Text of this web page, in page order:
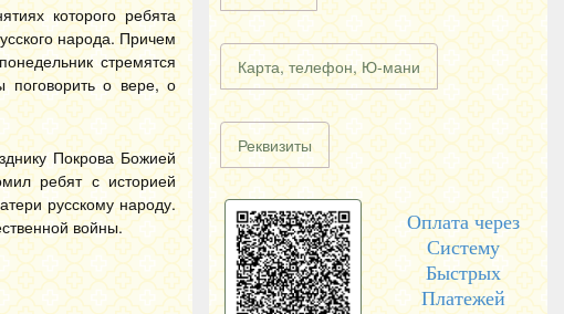
которого ребята
народа. Причем
стремятся
поговорить о вере, о
Покрова Божией
ребят с историей
русскому народу.
войны.
Карта, телефон, Ю-мани
Реквизиты
Оплата через
Систему
Быстрых
Платежей